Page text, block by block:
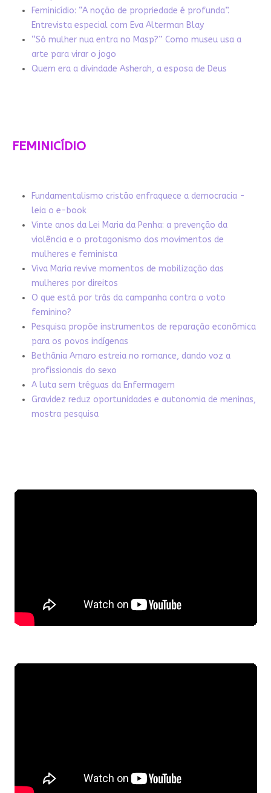
Feminicídio: “A noção de propriedade é profunda”.
Entrevista especial com Eva Alterman Blay
“Só mulher nua entra no Masp?” Como museu usa a
arte para virar o jogo
Quem era a divindade Asherah, a esposa de Deus
FEMINICÍDIO
Fundamentalismo cristão enfraquece a democracia -
leia o e-book
Vinte anos da Lei Maria da Penha: a prevenção da
violência e o protagonismo dos movimentos de
mulheres e feminista
Viva Maria revive momentos de mobilização das
mulheres por direitos
O que está por trás da campanha contra o voto
feminino?
Pesquisa propõe instrumentos de reparação econômica
para os povos indígenas
Bethânia Amaro estreia no romance, dando voz a
profissionais do sexo
A luta sem tréguas da Enfermagem
Gravidez reduz oportunidades e autonomia de meninas,
mostra pesquisa